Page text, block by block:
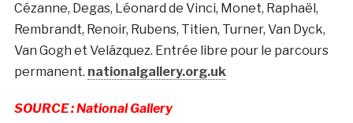
Cézanne, Degas, Léonard de Vinci, Monet, Raphaël,
Rembrandt, Renoir, Rubens, Titien, Turner, Van Dyck,
Van Gogh et Velázquez. Entrée libre pour le parcours
permanent. nationalgallery.org.uk
SOURCE : National Gallery